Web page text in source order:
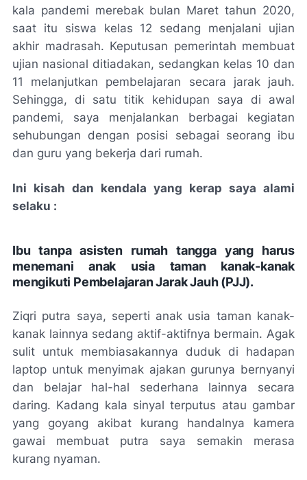
kala pandemi merebak bulan Maret tahun 2020,
saat itu siswa kelas 12 sedang menjalani ujian
akhir madrasah. Keputusan pemerintah membuat
ujian nasional ditiadakan, sedangkan kelas 10 dan
11 melanjutkan pembelajaran secara jarak jauh.
Sehingga, di satu titik kehidupan saya di awal
pandemi, saya menjalankan berbagai kegiatan
sehubungan dengan posisi sebagai seorang ibu
dan guru yang bekerja dari rumah.
Ini kisah dan kendala yang kerap saya alami
selaku :
Ibu tanpa asisten rumah tangga yang harus
menemani anak usia taman kanak-kanak
mengikuti Pembelajaran Jarak Jauh (PJJ).
Ziqri putra saya, seperti anak usia taman kanak-
kanak lainnya sedang aktif-aktifnya bermain. Agak
sulit untuk membiasakannya duduk di hadapan
laptop untuk menyimak ajakan gurunya bernyanyi
dan belajar hal-hal sederhana lainnya secara
daring. Kadang kala sinyal terputus atau gambar
yang goyang akibat kurang handalnya kamera
gawai membuat putra saya semakin merasa
kurang nyaman.